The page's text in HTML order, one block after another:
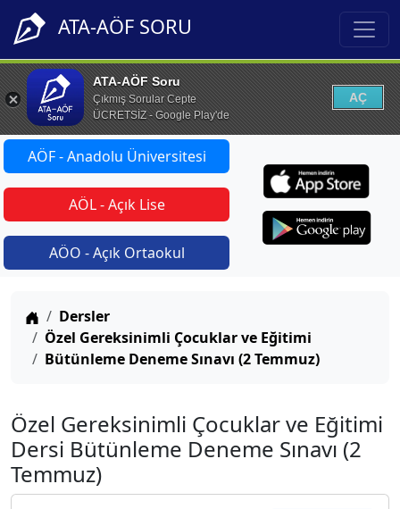
ATA-AÖF SORU
ATA-AÖF Soru
Çıkmış Sorular Cepte
ÜCRETSİZ - Google Play'de
AÇ
AÖF - Anadolu Üniversitesi
AÖL - Açık Lise
AÖO - Açık Ortaokul
Anasayfa
Dersler
Özel Gereksinimli Çocuklar ve Eğitimi
Bütünleme Deneme Sınavı (2 Temmuz)
Özel Gereksinimli Çocuklar ve Eğitimi
Dersi Bütünleme Deneme Sınavı (2
Temmuz)